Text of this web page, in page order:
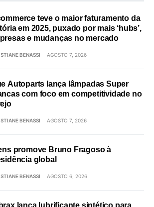
teve o maior faturamento da
em 2025, puxado por mais ‘hubs’,
e mudanças no mercado
BENASSI AGOSTO 7, 2026
Autoparts lança lâmpadas Super
com foco em competitividade no
BENASSI AGOSTO 7, 2026
promove Bruno Fragoso à
global
BENASSI AGOSTO 6, 2026
lança lubrificante sintético para